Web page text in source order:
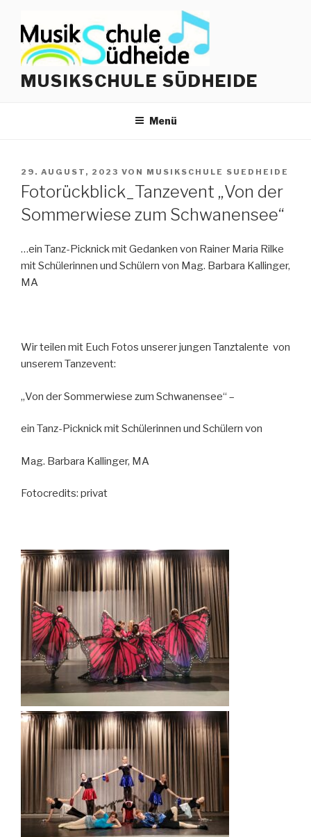
Inhalt
springen
MUSIKSCHULE SÜDHEIDE
Menü
VERÖFFENTLICHT
AM
29. AUGUST, 2023 VON MUSIKSCHULE SUEDHEIDE
Fotorückblick_Tanzevent „Von der
Sommerwiese zum Schwanensee“
…ein Tanz-Picknick mit Gedanken von Rainer Maria Rilke
mit Schülerinnen und Schülern von Mag. Barbara Kallinger,
MA
Wir teilen mit Euch Fotos unserer jungen Tanztalente von
unserem Tanzevent:
„Von der Sommerwiese zum Schwanensee“ –
ein Tanz-Picknick mit Schülerinnen und Schülern von
Mag. Barbara Kallinger, MA
Fotocredits: privat